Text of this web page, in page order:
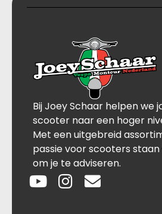
Bij Joey Schaar helpen we
scooter naar een hoger
Met een uitgebreid
passie voor scooters
om je te adviseren.